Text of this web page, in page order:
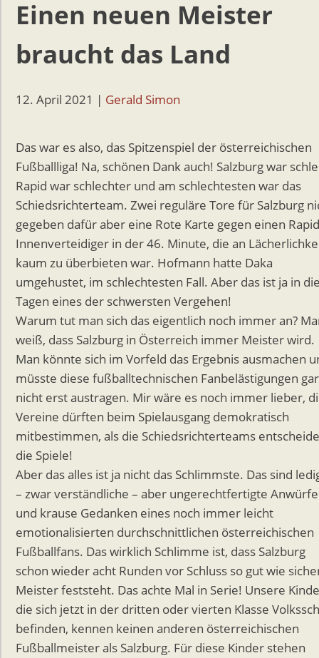
Einen neuen Meister
braucht das Land
12. April 2021 | Gerald Simon
Das war es also, das Spitzenspiel der österreichischen
Fußballliga! Na, schönen Dank auch! Salzburg war
Rapid war schlechter und am schlechtesten war das
Schiedsrichterteam. Zwei reguläre Tore für Salzburg
gegeben dafür aber eine Rote Karte gegen einen
Innenverteidiger in der 46. Minute, die an
kaum zu überbieten war. Hofmann hatte Daka
umgehustet, im schlechtesten Fall. Aber das ist ja in
Tagen eines der schwersten Vergehen!
Warum tut man sich das eigentlich noch immer an?
weiß, dass Salzburg in Österreich immer Meister wird.
Man könnte sich im Vorfeld das Ergebnis ausmachen
müsste diese fußballtechnischen Fanbelästigungen gar
nicht erst austragen. Mir wäre es noch immer lieber,
Vereine dürften beim Spielausgang demokratisch
mitbestimmen, als die Schiedsrichterteams
die Spiele!
Aber das alles ist ja nicht das Schlimmste. Das sind
– zwar verständliche – aber ungerechtfertigte Anwürfe
und krause Gedanken eines noch immer leicht
emotionalisierten durchschnittlichen österreichischen
Fußballfans. Das wirklich Schlimme ist, dass Salzburg
schon wieder acht Runden vor Schluss so gut wie
Meister feststeht. Das achte Mal in Serie! Unsere
die sich jetzt in der dritten oder vierten Klasse
befinden, kennen keinen anderen österreichischen
Fußballmeister als Salzburg. Für diese Kinder stehen